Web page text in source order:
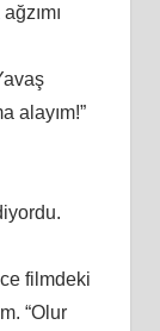
alayım!”
filmdeki
“Olur